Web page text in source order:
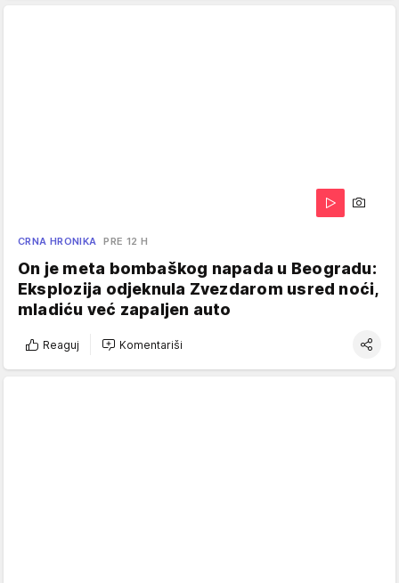
CRNA HRONIKA PRE 12 H
On je meta bombaškog napada u Beogradu:
Eksplozija odjeknula Zvezdarom usred noći,
mladiću već zapaljen auto
Reaguj Komentariši